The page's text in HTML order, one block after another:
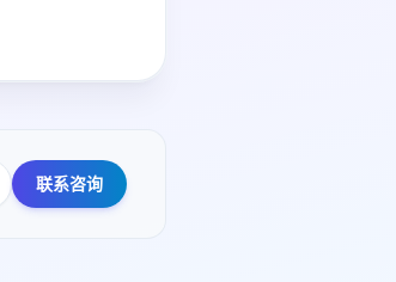
联系咨询